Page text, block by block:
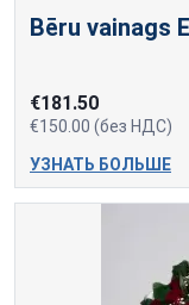
Bēru vainags
€181.50
€150.00 (без НДС)
УЗНАТЬ БОЛЬШЕ